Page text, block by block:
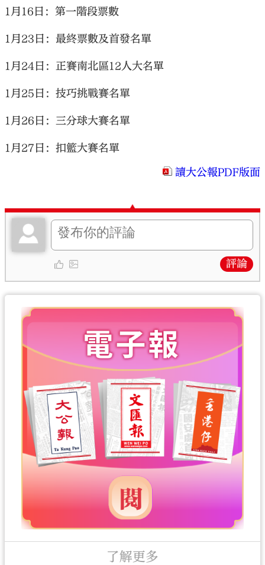
1月16日：第一階段票數
1月23日：最終票數及首發名單
1月24日：正賽南北區12人大名單
1月25日：技巧挑戰賽名單
1月26日：三分球大賽名單
1月27日：扣籃大賽名單
讀大公報PDF版面
評論
了解更多